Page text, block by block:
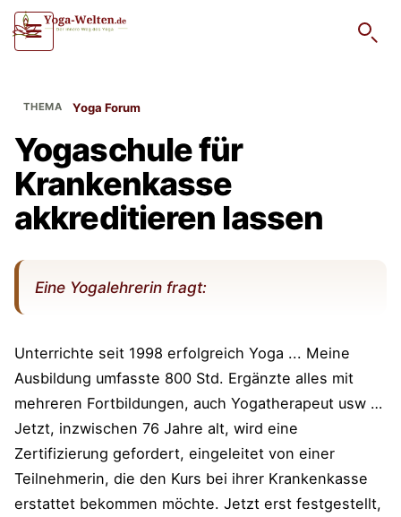
Yoga Forum
Yogaschule für
Krankenkasse
akkreditieren lassen
Eine Yogalehrerin fragt:
Unterrichte seit 1998 erfolgreich Yoga ... Meine
Ausbildung umfasste 800 Std. Ergänzte alles mit
mehreren Fortbildungen, auch Yogatherapeut usw …
Jetzt, inzwischen 76 Jahre alt, wird eine
Zertifizierung gefordert, eingeleitet von einer
Teilnehmerin, die den Kurs bei ihrer Krankenkasse
erstattet bekommen möchte. Jetzt erst festgestellt,